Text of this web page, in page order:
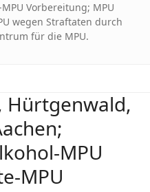
Vorbereitung; MPU
wegen Straftaten durch
für die MPU.
Hürtgenwald,
MPU
MPU